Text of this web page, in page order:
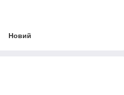
Новий